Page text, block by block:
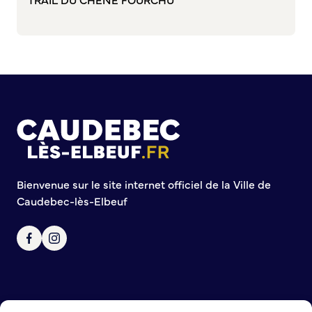
Bienvenue sur le site internet officiel de la Ville de
Caudebec-lès-Elbeuf
Conseil municipal des Sages
Le Centre municipal
Les Cavées Est